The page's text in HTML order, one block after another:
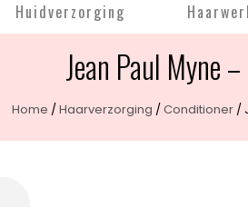
Huidverzorging
Jean Paul Myne
Home /Haarverzorging /Conditioner/